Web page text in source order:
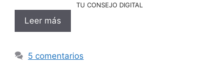
TU CONSEJO DIGITAL
Leer más
5 comentarios